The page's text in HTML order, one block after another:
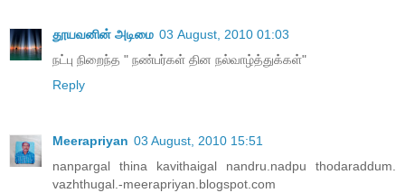
தூயவனின் அடிமை 03 August, 2010 01:03
நட்பு நிறைந்த " நண்பர்கள் தின நல்வாழ்த்துக்கள்"
Reply
Meerapriyan 03 August, 2010 15:51
nanpargal thina kavithaigal nandru.nadpu thodaraddum.
vazhthugal.-meerapriyan.blogspot.com